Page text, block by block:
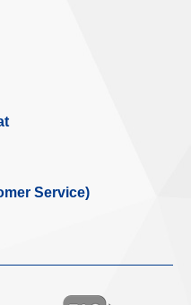
Service)